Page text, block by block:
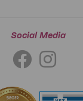
Social Media